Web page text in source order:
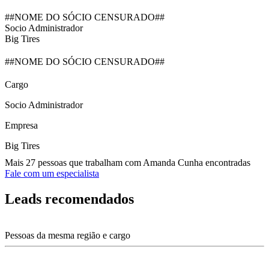
##NOME DO SÓCIO CENSURADO##
Socio Administrador
Big Tires
##NOME DO SÓCIO CENSURADO##
Cargo
Socio Administrador
Empresa
Big Tires
Mais 27 pessoas que trabalham com Amanda Cunha encontradas
Fale com um especialista
Leads recomendados
Pessoas da mesma região e cargo